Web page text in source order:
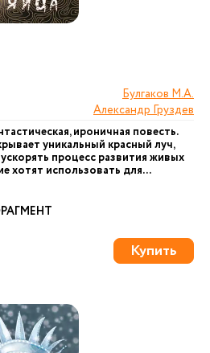
Булгаков М.А.
Александр Груздев
ироничная повесть.
уникальный красный луч,
процесс развития живых
хотят использовать для...
Купить